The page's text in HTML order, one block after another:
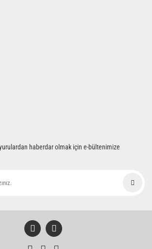
haberdar olmak için e-bültenimize